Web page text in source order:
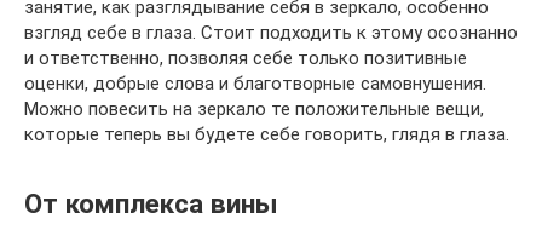
занятие, как разглядывание себя в зеркало, особенно
взгляд себе в глаза. Стоит подходить к этому осознанно
и ответственно, позволяя себе только позитивные
оценки, добрые слова и благотворные самовнушения.
Можно повесить на зеркало те положительные вещи,
которые теперь вы будете себе говорить, глядя в глаза.
От комплекса вины